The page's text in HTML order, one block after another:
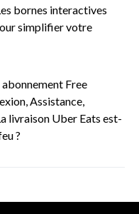
bornes interactives
simplifier votre
Free
Assistance,
livraison Uber Eats est-
?